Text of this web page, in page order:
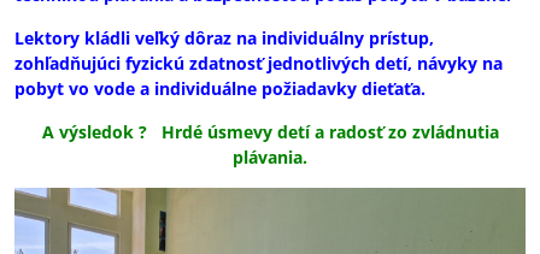
Lektory kládli veľký dôraz na individuálny prístup,
zohľadňujúci fyzickú zdatnosť jednotlivých detí, návyky na
pobyt vo vode a individuálne požiadavky dieťaťa.
A výsledok ? Hrdé úsmevy detí a radosť zo zvládnutia
plávania.